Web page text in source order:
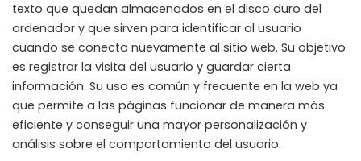
texto que quedan almacenados en el disco duro del
ordenador y que sirven para identificar al usuario
cuando se conecta nuevamente al sitio web. Su objetivo
es registrar la visita del usuario y guardar cierta
información. Su uso es común y frecuente en la web ya
que permite a las páginas funcionar de manera más
eficiente y conseguir una mayor personalización y
análisis sobre el comportamiento del usuario.